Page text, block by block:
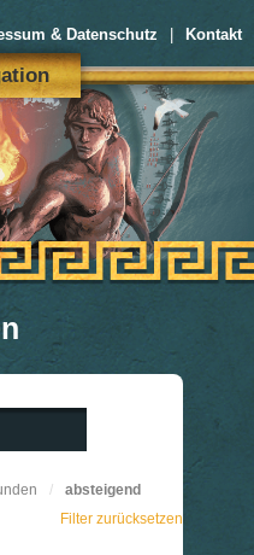
& Datenschutz Kontakt
/
absteigend
Filter zurücksetzen